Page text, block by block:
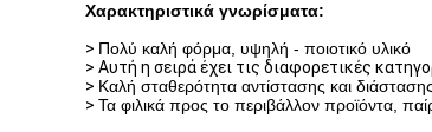
Χαρακτηριστικά γνωρίσματα:
> Πολύ καλή φόρμα, υψηλή - ποιοτικό υλικό
> Αυτή η σειρά έχει τις διαφορετικές
> Καλή σταθερότητα αντίστασης και διάστασης
> Τα φιλικά προς το περιβάλλον προϊόντα,